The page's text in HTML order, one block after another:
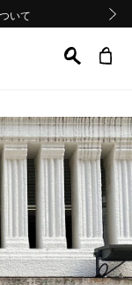
ついて
いて
ついて